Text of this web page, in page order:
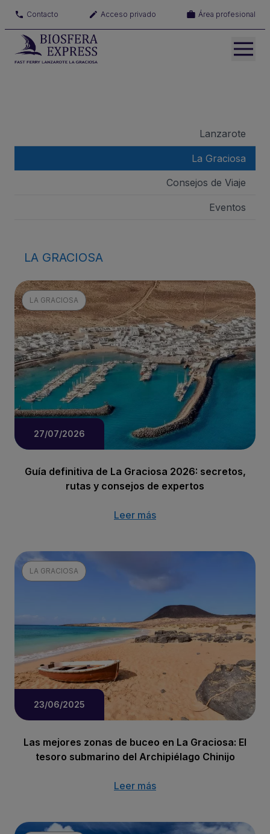
Contacto Acceso privado Área profesional
Lanzarote
La Graciosa
Consejos de Viaje
Eventos
LA GRACIOSA
LA GRACIOSA
27/07/2026
Guía definitiva de La Graciosa 2026: secretos,
rutas y consejos de expertos
Leer más
LA GRACIOSA
23/06/2025
Las mejores zonas de buceo en La Graciosa: El
tesoro submarino del Archipiélago Chinijo
Leer más